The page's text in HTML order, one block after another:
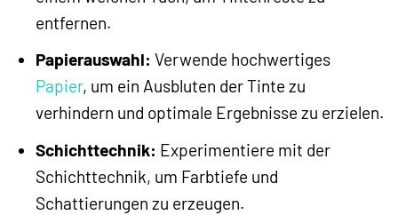
entfernen.
Papierauswahl: Verwende hochwertiges
Papier, um ein Ausbluten der Tinte zu
verhindern und optimale Ergebnisse zu erzielen.
Schichttechnik: Experimentiere mit der
Schichttechnik, um Farbtiefe und
Schattierungen zu erzeugen.